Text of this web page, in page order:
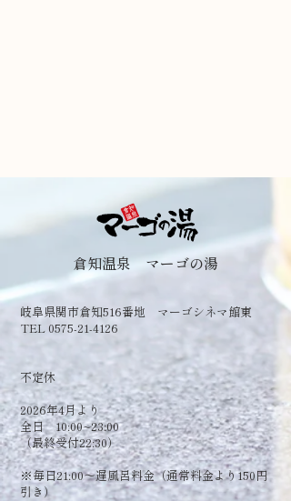
倉知温泉 マーゴの湯
岐阜県関市倉知516番地 マーゴシネマ館東
TEL 0575-21-4126
​不定休
2026年4月より
全日 10:00~23:00
（最終受付22:30）
​※毎日21:00～遅風呂料金（通常料金より150円
引き）